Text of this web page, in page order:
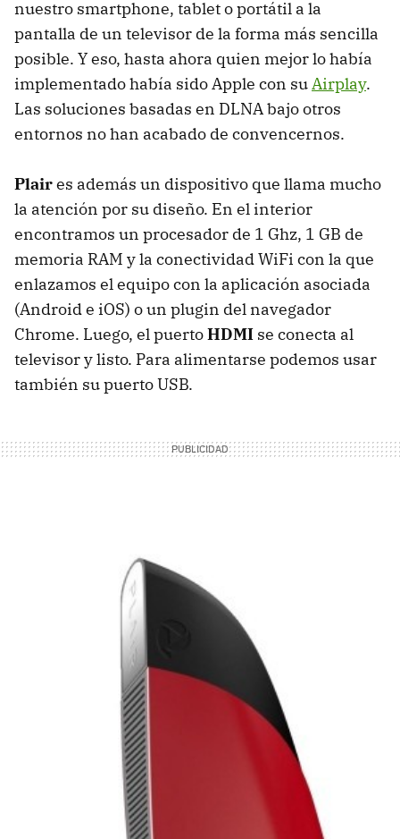
nuestro smartphone, tablet o portátil a la
pantalla de un televisor de la forma más sencilla
posible. Y eso, hasta ahora quien mejor lo había
implementado había sido Apple con suAirplay.
Las soluciones basadas en DLNA bajo otros
entornos no han acabado de convencernos.
Plaires además un dispositivo que llama mucho
la atención por su diseño. En el interior
encontramos un procesador de 1 Ghz, 1 GB de
memoria RAM y la conectividad WiFi con la que
enlazamos el equipo con la aplicación asociada
(Android e iOS) o un plugin del navegador
Chrome. Luego, el puertoHDMI se conecta al
televisor y listo. Para alimentarse podemos usar
también su puerto USB.